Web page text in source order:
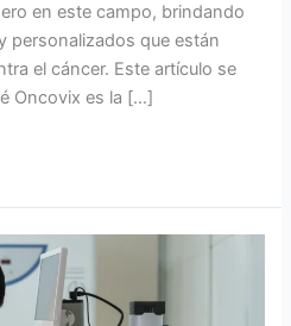
en este campo, brindando
personalizados que están
el cáncer. Este artículo se
Oncovix es la […]